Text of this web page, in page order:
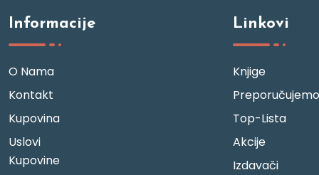
Informacije
O Nama
Kontakt
Kupovina
Uslovi
Kupovine
Linkovi
Knjige
Preporučujemo
Top-Lista
Akcije
Izdavači